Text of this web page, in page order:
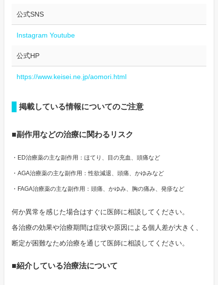
公式SNS
Instagram Youtube
公式HP
https://www.keisei.ne.jp/aomori.html
掲載している情報についてのご注意
■副作用などの治療に関わるリスク
・ED治療薬の主な副作用：ほてり、目の充血、頭痛など
・AGA治療薬の主な副作用：性欲減退、頭痛、かゆみなど
・FAGA治療薬の主な副作用：頭痛、かゆみ、胸の痛み、発疹など
何か異常を感じた場合はすぐに医師に相談してください。
各治療の効果や治療期間は症状や原因による個人差が大きく、
断定が困難なため治療を通じて医師に相談してください。
■紹介している治療法について